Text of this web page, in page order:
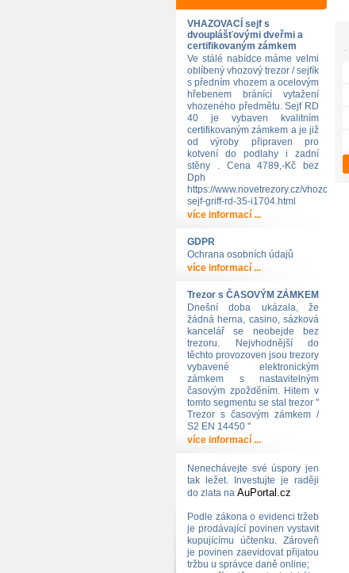
VHAZOVACÍ sejf s
dvouplášťovými dveřmi a
certifikovaným zámkem
Ve stálé nabídce máme velmi
oblíbený vhozový trezor / sejfík
s předním vhozem a ocelovým
hřebenem bránící vytažení
vhozeného předmětu. Sejf RD
40 je vybaven kvalitním
certifikovaným zámkem a je již
od výroby připraven pro
kotvení do podlahy i zadní
stěny . Cena 4789,-Kč bez
Dph
https://www.novetrezory.cz/vhozovy-
sejf-griff-rd-35-i1704.html
více informací ...
GDPR
Ochrana osobních údajů
více informací ...
Trezor s ČASOVÝM ZÁMKEM
Dnešní doba ukázala, že
žádná herna, casino, sázková
kancelář se neobejde bez
trezoru. Nejvhodnější do
těchto provozoven jsou trezory
vybavené elektronickým
zámkem s nastavitelným
časovým zpožděním. Hitem v
tomto segmentu se stal trezor "
Trezor s časovým zámkem /
S2 EN 14450 "
více informací ...
Nenechávejte své úspory jen
tak ležet. Investujte je raději
do zlata na AuPortal.cz
Podle zákona o evidenci tržeb
je prodávající povinen vystavit
kupujícímu účtenku. Zároveň
je povinen zaevidovat přijatou
tržbu u správce daně online;